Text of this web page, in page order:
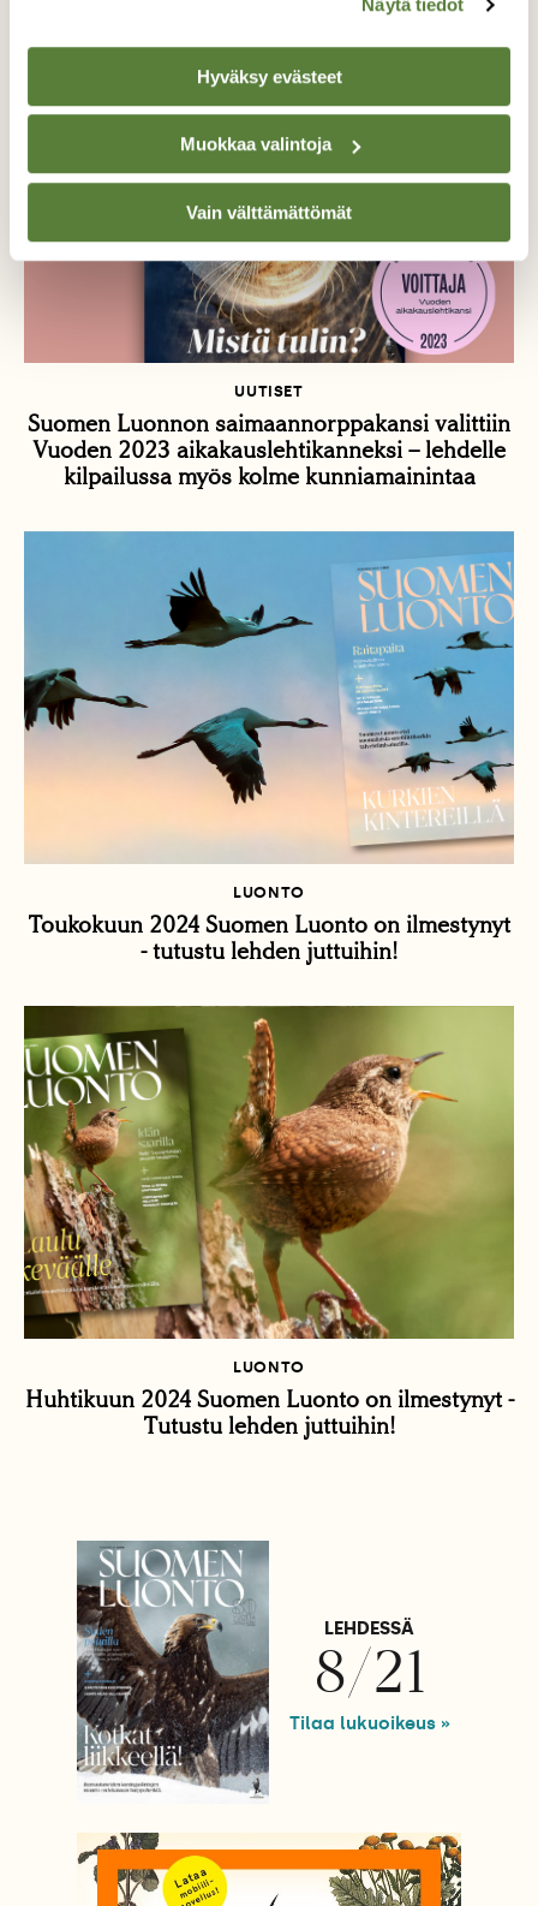
Näytä tiedot
Hyväksy evästeet
Muokkaa valintoja
Vain välttämättömät
UUTISET
Suomen Luonnon saimaannorppakansi valittiin
Vuoden 2023 aikakauslehtikanneksi – lehdelle
kilpailussa myös kolme kunniamainintaa
LUONTO
Toukokuun 2024 Suomen Luonto on ilmestynyt
- tutustu lehden juttuihin!
LUONTO
Huhtikuun 2024 Suomen Luonto on ilmestynyt -
Tutustu lehden juttuihin!
LEHDESSÄ
8/21
Tilaa lukuoikeus »